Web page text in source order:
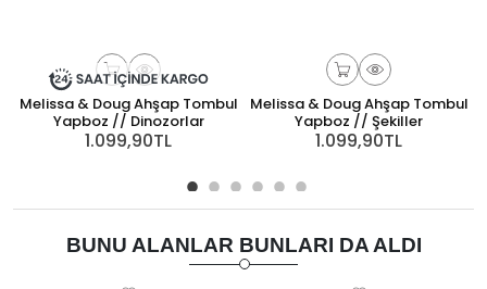
Melissa & Doug Ahşap Tombul
Yapboz // Dinozorlar
1.099,90TL
Melissa & Doug Ahşap Tombul
Yapboz // Şekiller
1.099,90TL
BUNU ALANLAR BUNLARI DA ALDI